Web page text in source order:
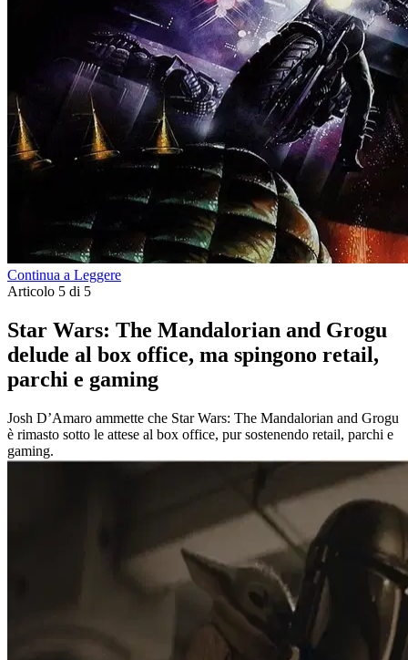
Continua a Leggere
Articolo 5 di 5
Star Wars: The Mandalorian and Grogu
delude al box office, ma spingono retail,
parchi e gaming
Josh D’Amaro ammette che Star Wars: The Mandalorian and Grogu
è rimasto sotto le attese al box office, pur sostenendo retail, parchi e
gaming.